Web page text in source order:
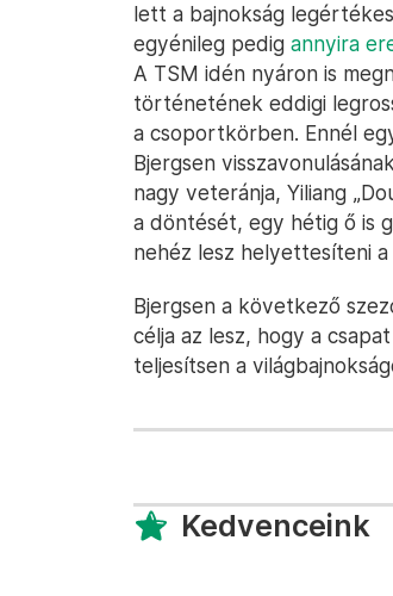
lett a bajnokság
egyénileg pedig annyira
A TSM idén nyáron is
történetének eddigi
a csoportkörben. Ennél
Bjergsen
nagy veteránja, Yiliang
a döntését, egy hétig ő is
nehéz lesz helyettesíteni
Bjergsen a következő
célja az lesz, hogy a
teljesítsen a
Kedvenceink